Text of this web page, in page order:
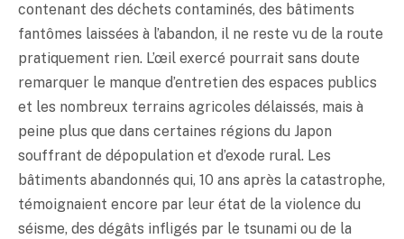
contenant des déchets contaminés, des bâtiments
fantômes laissées à l’abandon, il ne reste vu de la route
pratiquement rien. L’œil exercé pourrait sans doute
remarquer le manque d’entretien des espaces publics
et les nombreux terrains agricoles délaissés, mais à
peine plus que dans certaines régions du Japon
souffrant de dépopulation et d’exode rural. Les
bâtiments abandonnés qui, 10 ans après la catastrophe,
témoignaient encore par leur état de la violence du
séisme, des dégâts infligés par le tsunami ou de la